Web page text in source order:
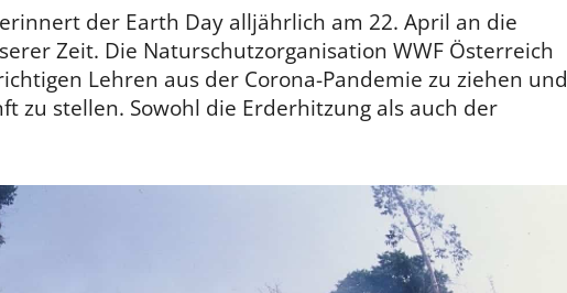
der Earth Day alljährlich am 22. April an die
Zeit. Die Naturschutzorganisation WWF Österreich
Lehren aus der Corona-Pandemie zu ziehen und
zu stellen. Sowohl die Erderhitzung als auch der
Datenschutzerklärung. Unter
Einstellungen kannst du verwalten,
welche Art von Cookies gesetzt werden.
Deine Auswahl kannst du über den
entsprechenden Link im Footer der
Website jederzeit widerrufen.